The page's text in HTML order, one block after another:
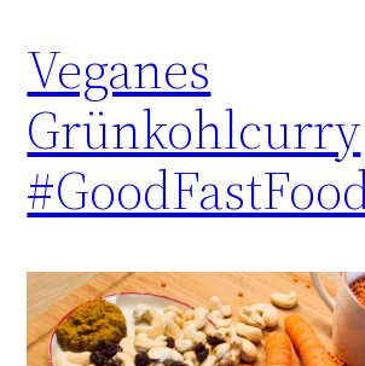
Veganes
Grünkohlcurry